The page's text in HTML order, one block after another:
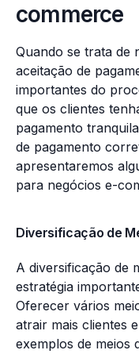
commerce
Quando se trata de
aceitação de
importantes do
que os clientes
pagamento
de pagamento
apresentaremos
para negócios e-
Diversificação de
A diversificação de
estratégia
Oferecer vários
atrair mais clientes
exemplos de meios